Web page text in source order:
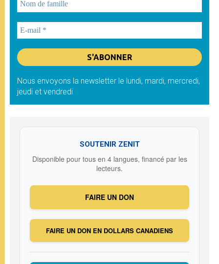
Nous envoyons la newsletter le lundi, mardi, mercredi,
jeudi et vendredi
SOUTENIR ZENIT
Disponible pour tous en 4 langues, financé par les
lecteurs.
FAIRE UN DON
FAIRE UN DON EN DOLLARS CANADIENS